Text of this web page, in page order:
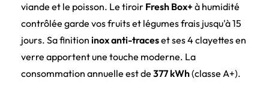
viande et le poisson. Le tiroir Fresh Box+ à humidité
contrôlée garde vos fruits et légumes frais jusqu'à 15
jours. Sa finition inox anti-traceset ses 4 clayettes en
verre apportent une touche moderne. La
consommation annuelle est de 377 kWh(classe A+).